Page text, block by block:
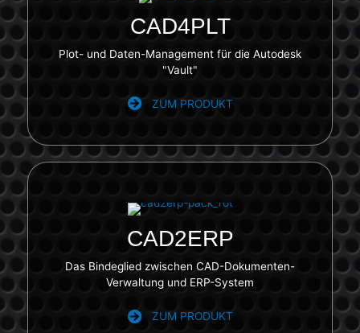
CAD4PLT
Plot- und Daten-Management für die Autodesk
"Vault"
ZUM PRODUKT
CAD2ERP
Das Bindeglied zwischen CAD-Dokumenten-
Verwaltung und ERP-System
ZUM PRODUKT